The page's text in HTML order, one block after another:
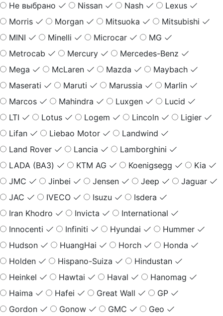
Не выбрано
Nissan Nash
Lexus
Morris
Morgan Mitsuoka
Mitsubishi
MINI
Minelli Microcar
MG
Metrocab
Mercury
Mercedes-Benz
Mega
McLaren Mazda
Maybach
Maserati
Maruti Marussia
Marlin
Marcos
Mahindra Luxgen
Lucid
LTI
Lotus Logem Lincoln
Ligier
Lifan
Liebao Motor
Landwind
Land Rover
Lancia
Lamborghini
LADA (ВАЗ)
KTM AG Koenigsegg
Kia
JMC
Jinbei Jensen Jeep
Jaguar
JAC
IVECO Isuzu
Isdera
Iran Khodro
Invicta
International
Innocenti
Infiniti Hyundai
Hummer
Hudson
HuangHai Horch
Honda
Holden
Hispano-Suiza
Hindustan
Heinkel
Hawtai Haval
Hanomag
Haima
Hafei Great Wall
GP
Gordon
Gonow GMC
Geo